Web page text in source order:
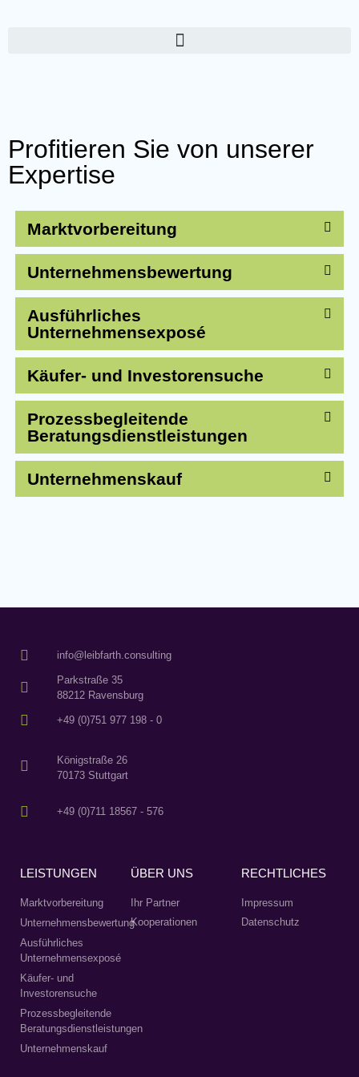
Profitieren Sie von unserer
Expertise
Marktvorbereitung
Unternehmensbewertung
Ausführliches
Unternehmensexposé
Käufer- und Investorensuche
Prozessbegleitende
Beratungsdienstleistungen
Unternehmenskauf
info@leibfarth.consulting
Parkstraße 35
88212 Ravensburg
+49 (0)751 977 198 - 0
Königstraße 26
70173 Stuttgart
+49 (0)711 18567 - 576
LEISTUNGEN
Marktvorbereitung
Unternehmensbewertung
Ausführliches
Unternehmensexposé
Käufer- und
Investorensuche
Prozessbegleitende
Beratungsdienstleistungen
Unternehmenskauf
ÜBER UNS
Ihr Partner
Kooperationen
RECHTLICHES
Impressum
Datenschutz